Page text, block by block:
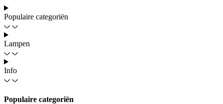
Populaire categoriën
Lampen
Info
Populaire categoriën